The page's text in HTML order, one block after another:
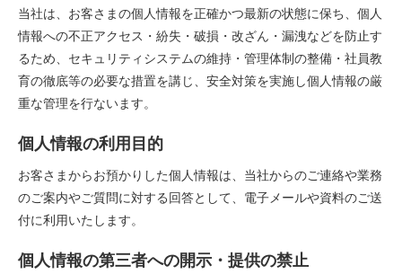
当社は、お客さまの個人情報を正確かつ最新の状態に保ち、個人
情報への不正アクセス・紛失・破損・改ざん・漏洩などを防止す
るため、セキュリティシステムの維持・管理体制の整備・社員教
育の徹底等の必要な措置を講じ、安全対策を実施し個人情報の厳
重な管理を行ないます。
個人情報の利用目的
お客さまからお預かりした個人情報は、当社からのご連絡や業務
のご案内やご質問に対する回答として、電子メールや資料のご送
付に利用いたします。
個人情報の第三者への開示・提供の禁止